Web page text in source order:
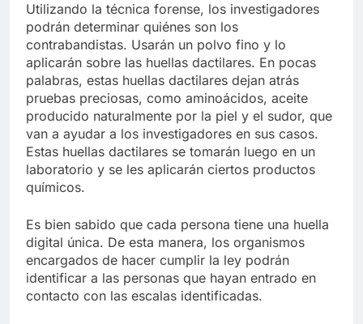
Utilizando la técnica forense, los investigadores
podrán determinar quiénes son los
contrabandistas. Usarán un polvo fino y lo
aplicarán sobre las huellas dactilares. En pocas
palabras, estas huellas dactilares dejan atrás
pruebas preciosas, como aminoácidos, aceite
producido naturalmente por la piel y el sudor, que
van a ayudar a los investigadores en sus casos.
Estas huellas dactilares se tomarán luego en un
laboratorio y se les aplicarán ciertos productos
químicos.
Es bien sabido que cada persona tiene una huella
digital única. De esta manera, los organismos
encargados de hacer cumplir la ley podrán
identificar a las personas que hayan entrado en
contacto con las escalas identificadas.